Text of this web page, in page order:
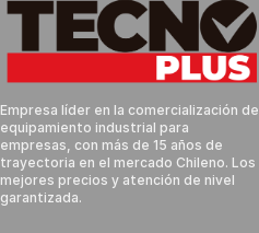
Empresa líder en la comercialización de
equipamiento industrial para
empresas, con más de 15 años de
trayectoria en el mercado Chileno. Los
mejores precios y atención de nivel
garantizada.